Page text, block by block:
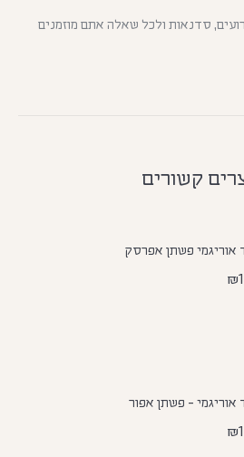
סדנאות ולכל שאלה אתם מוזמנים
קשורים
אוריגמי פשתן אפרסק
₪
אוריגמי - פשתן אפור
₪